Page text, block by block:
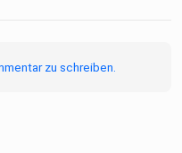
zu schreiben.